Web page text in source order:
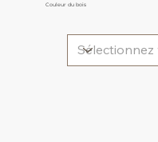
Couleur du bois